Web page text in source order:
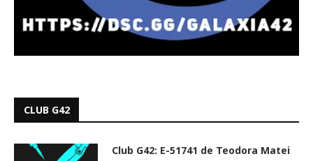
CLUB G42
Club G42: E-51741 de Teodora Matei